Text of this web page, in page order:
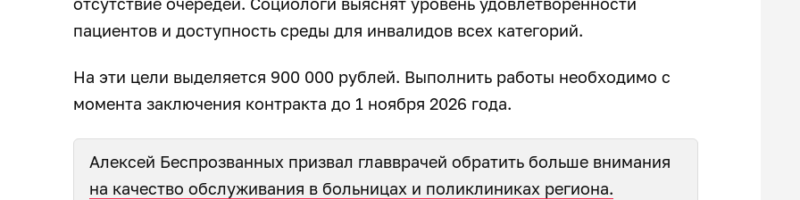
пациентов и доступность среды для инвалидов всех категорий.
На эти цели выделяется 900 000 рублей. Выполнить работы необходимо с
момента заключения контракта до 1 ноября 2026 года.
Алексей Беспрозванных призвал главврачей обратить больше внимания
на качество обслуживания в больницах и поликлиниках региона.